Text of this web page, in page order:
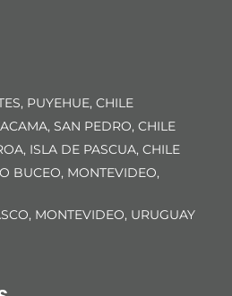
PUYEHUE, CHILE
SAN PEDRO, CHILE
ISLA DE PASCUA, CHILE
BUCEO, MONTEVIDEO,
MONTEVIDEO, URUGUAY